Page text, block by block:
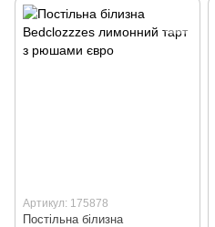
Артикул: 175878
Постільна білизна